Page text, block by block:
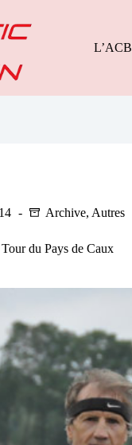
L’ACB
Archive, Autres
du Pays de Caux